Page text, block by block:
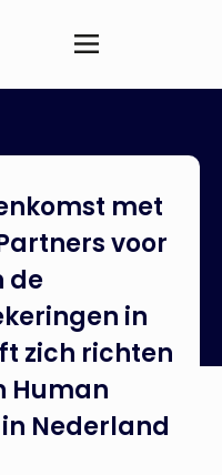
van de particuliere
richten op Risk Capital
met
voor
de
in
zich richten
Human
Nederland